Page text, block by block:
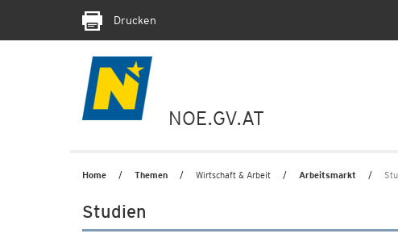
Drucken
NOE.GV.AT
Home Themen Wirtschaft & Arbeit Arbeitsmarkt
Studien